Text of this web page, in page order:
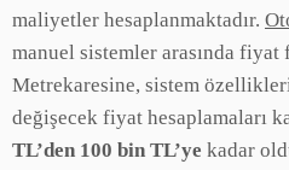
maliyetler hesaplanmaktadır.
manuel sistemler arasında fiyat
Metrekaresine, sistem
değişecek fiyat hesaplamaları
TL’den 100 bin TL’ye kadar